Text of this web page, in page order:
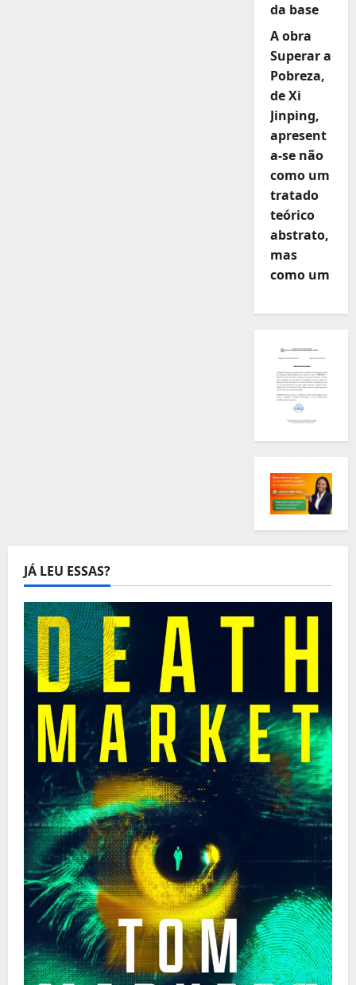
da base
A obra
Superar a
Pobreza,
de Xi
Jinping,
apresent
a-se não
como um
tratado
teórico
abstrato,
mas
como um
JÁ LEU ESSAS?